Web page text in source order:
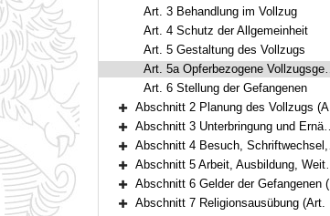
Art. 3 Behandlung im Vollzug
Art. 4 Schutz der Allgemeinheit
Art. 5 Gestaltung des Vollzugs
Art. 5a Opferbezogene Vollzugsgestaltung
Art. 6 Stellung der Gefangenen
Bereich erweitern
Abschnitt 2 Planung des Vollzugs (Art. 7–18)
Bereich erweitern
Abschnitt 3 Unterbringung und Ernährung der Gefangenen (Art. 19–25)
Bereich erweitern
Abschnitt 4 Besuch, Schriftwechsel, Urlaub, Ausgang und Ausführung aus wichtigem Anlass (Art. 26–38)
Bereich erweitern
Abschnitt 5 Arbeit, Ausbildung, Weiterbildung (Art. 39–49)
Bereich erweitern
Abschnitt 6 Gelder der Gefangenen (Art. 50–54)
Abschnitt 7 Religionsausübung (Art. 55–57)